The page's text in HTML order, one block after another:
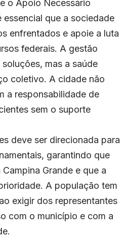
o Apoio Necessário
essencial que a sociedade
enfrentados e apoie a luta
federais. A gestão
mas a saúde
coletivo. A cidade não
a responsabilidade de
sem o suporte
deve ser direcionada para
garantindo que
Grande e que a
A população tem
exigir dos representantes
com o município e com a